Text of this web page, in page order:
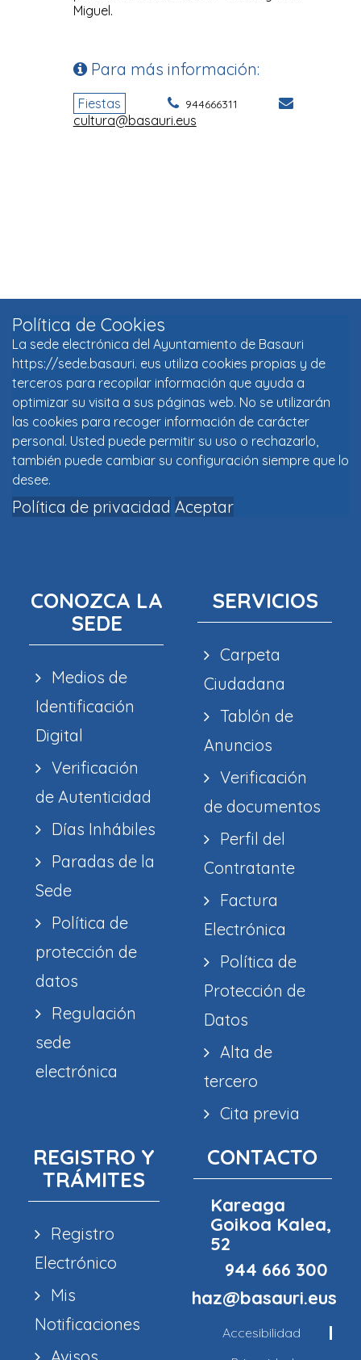
Política de Cookies
La sede electrónica del Ayuntamiento de Basauri
https://sede.basauri. eus utiliza cookies propias y de
terceros para recopilar información que ayuda a
optimizar su visita a sus páginas web. No se utilizarán
las cookies para recoger información de carácter
personal. Usted puede permitir su uso o rechazarlo,
también puede cambiar su configuración siempre que lo
desee.
Política de privacidad Aceptar
CONOZCA LA
SEDE
Medios de
Identificación
Digital
Verificación
de Autenticidad
Días Inhábiles
Paradas de la
Sede
Política de
protección de
datos
Regulación
sede
electrónica
SERVICIOS
Carpeta
Ciudadana
Tablón de
Anuncios
Verificación
de documentos
Perfil del
Contratante
Factura
Electrónica
Política de
Protección de
Datos
Alta de
tercero
Cita previa
REGISTRO Y
TRÁMITES
Registro
Electrónico
Mis
Notificaciones
CONTACTO
Kareaga
Goikoa Kalea,
52
944 666 300
haz@basauri.eus
Accesibilidad